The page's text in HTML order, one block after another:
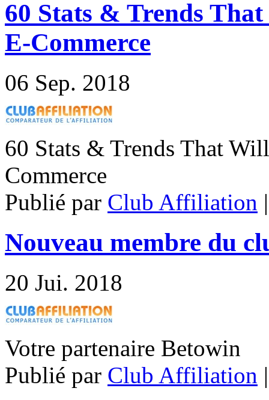
60 Stats & Trends
E-Commerce
06 Sep. 2018
60 Stats & Trends That
Commerce
Publié par Club Affiliation
Nouveau membre du
20 Jui. 2018
Votre partenaire Betowin
Publié par Club Affiliation